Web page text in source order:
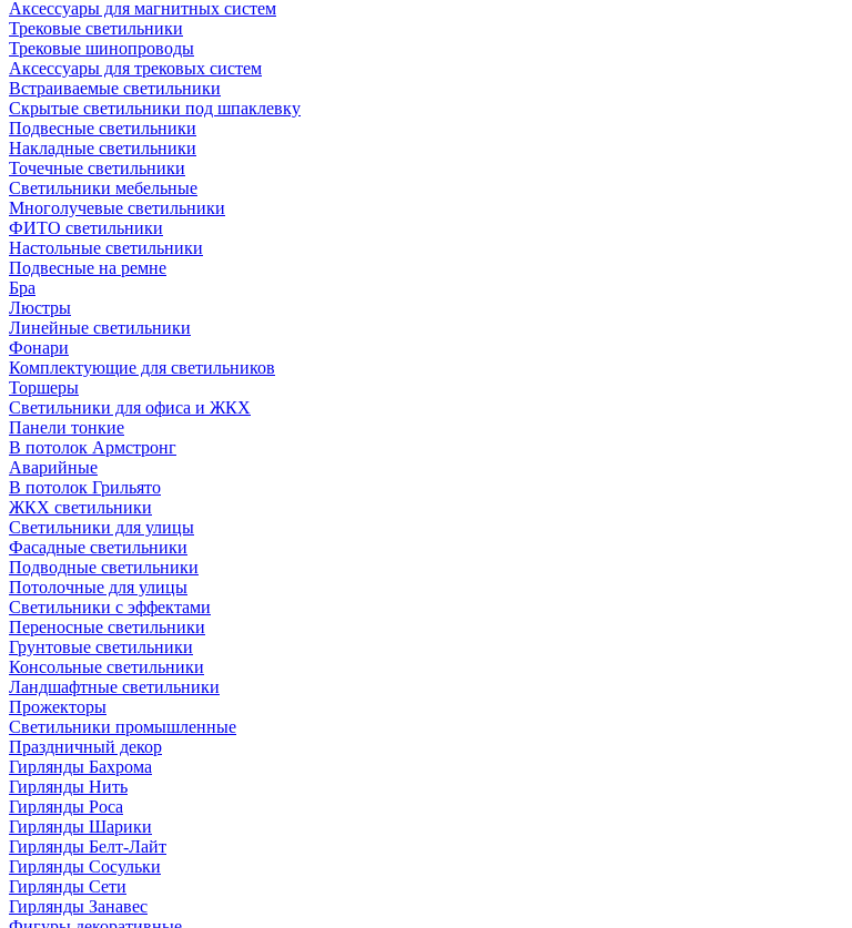
Аксессуары для магнитных систем
Трековые светильники
Трековые шинопроводы
Аксессуары для трековых систем
Встраиваемые светильники
Скрытые светильники под шпаклевку
Подвесные светильники
Накладные светильники
Точечные светильники
Светильники мебельные
Многолучевые светильники
ФИТО светильники
Настольные светильники
Подвесные на ремне
Бра
Люстры
Линейные светильники
Фонари
Комплектующие для светильников
Торшеры
Светильники для офиса и ЖКХ
Панели тонкие
В потолок Армстронг
Аварийные
В потолок Грильято
ЖКХ светильники
Светильники для улицы
Фасадные светильники
Подводные светильники
Потолочные для улицы
Светильники с эффектами
Переносные светильники
Грунтовые светильники
Консольные светильники
Ландшафтные светильники
Прожекторы
Светильники промышленные
Праздничный декор
Гирлянды Бахрома
Гирлянды Нить
Гирлянды Роса
Гирлянды Шарики
Гирлянды Белт-Лайт
Гирлянды Сосульки
Гирлянды Сети
Гирлянды Занавес